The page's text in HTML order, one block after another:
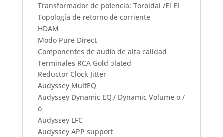
Transformador de potencia: Toroidal /El EI
Topología de retorno de corriente
HDAM
Modo Pure Direct
Componentes de audio de alta calidad
Terminales RCA Gold plated
Reductor Clock Jitter
Audyssey MultEQ
Audyssey Dynamic EQ / Dynamic Volume o /
o
Audyssey LFC
Audyssey APP support